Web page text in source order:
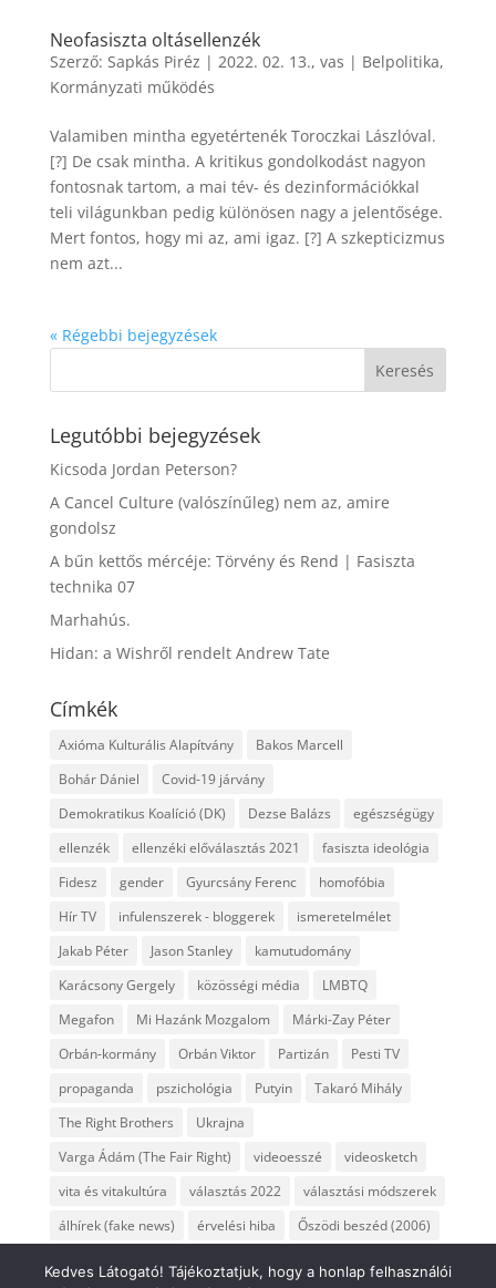
Neofasiszta oltásellenzék
Szerző: Sapkás Piréz | 2022. 02. 13., vas | Belpolitika,
Kormányzati működés
Valamiben mintha egyetértenék Toroczkai Lászlóval.
[?] De csak mintha. A kritikus gondolkodást nagyon
fontosnak tartom, a mai tév- és dezinformációkkal
teli világunkban pedig különösen nagy a jelentősége.
Mert fontos, hogy mi az, ami igaz. [?] A szkepticizmus
nem azt...
« Régebbi bejegyzések
Legutóbbi bejegyzések
Kicsoda Jordan Peterson?
A Cancel Culture (valószínűleg) nem az, amire
gondolsz
A bűn kettős mércéje: Törvény és Rend | Fasiszta
technika 07
Marhahús.
Hidan: a Wishről rendelt Andrew Tate
Címkék
Axióma Kulturális Alapítvány
Bakos Marcell
Bohár Dániel
Covid-19 járvány
Demokratikus Koalíció (DK)
Dezse Balázs
egészségügy
ellenzék
ellenzéki előválasztás 2021
fasiszta ideológia
Fidesz
gender Gyurcsány Ferenc
homofóbia
Hír TV
infulenszerek - bloggerek
ismeretelmélet
Jakab Péter
Jason Stanley
kamutudomány
Karácsony Gergely
közösségi média
LMBTQ
Megafon
Mi Hazánk Mozgalom
Márki-Zay Péter
Orbán-kormány
Orbán Viktor Partizán
Pesti TV
propaganda
pszichológia Putyin
Takaró Mihály
The Right Brothers
Ukrajna
Varga Ádám (The Fair Right)
videoesszé
videosketch
vita és vitakultúra
választás 2022
választási módszerek
álhírek (fake news)
érvelési hiba Őszödi beszéd (2006)
Kedves Látogató! Tájékoztatjuk, hogy a honlap felhasználói